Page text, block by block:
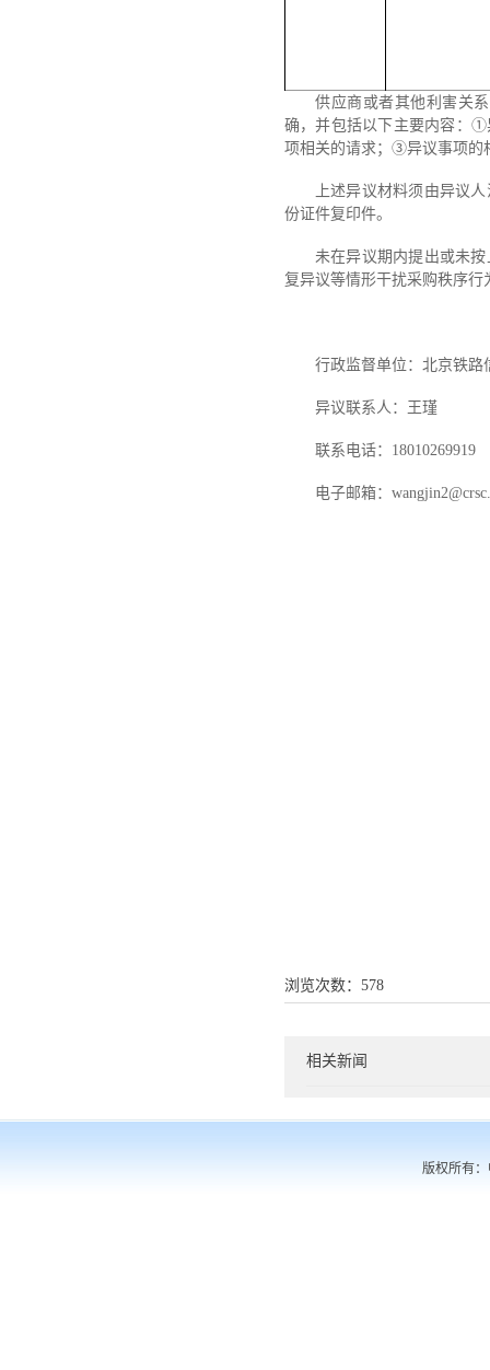
供应商或者其他利害关
确，并包括以下主要内容： ①
项相关的请求； ③异议事项的
上述异议材料须由异议
份证件复印件。
未在异议期内提出或未
复异议等情形干扰采购秩序
行政监督单位：北京铁路
异议联系人：王瑾
联系电话： 18010269919
电子邮箱：
浏览次数： 578
相关新闻
版权所有